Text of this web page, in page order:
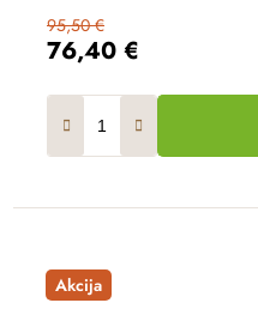
76,40 €
95,50 €
Akcija